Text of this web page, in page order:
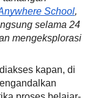
School,
selama 24
mengeksplorasi
kapan, di